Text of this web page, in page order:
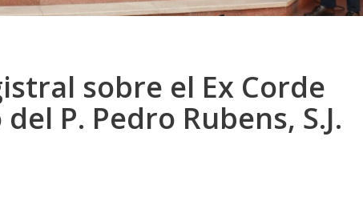
sobre el Ex Corde
P. Pedro Rubens, S.J.